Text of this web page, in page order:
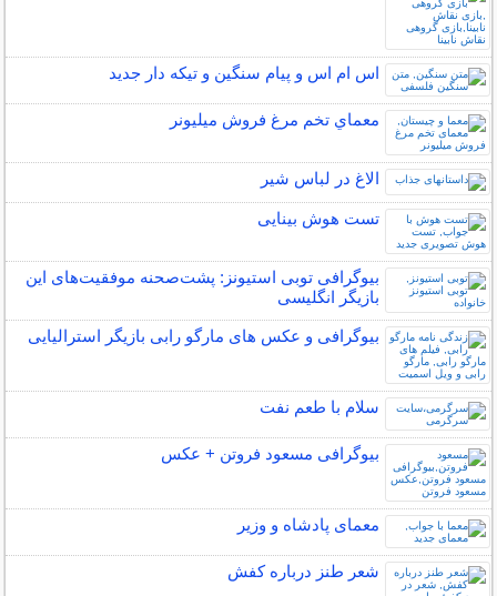
اس ام اس و پیام سنگین و تیکه دار جدید
معماي تخم مرغ فروش ميليونر
الاغ در لباس شیر
تست هوش بینایی
بیوگرافی توبی استیونز: پشت‌صحنه موفقیت‌های این
بازیگر انگلیسی
بیوگرافی و عکس های مارگو رابی بازیگر استرالیایی
سلام با طعم نفت
بیوگرافی مسعود فروتن + عکس
معمای پادشاه و وزیر
شعر طنز درباره کفش